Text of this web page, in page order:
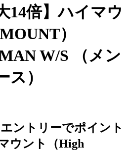
14倍】ハイマウ
）
W/S （メン
ス）
エントリーでポイント
ウント（High